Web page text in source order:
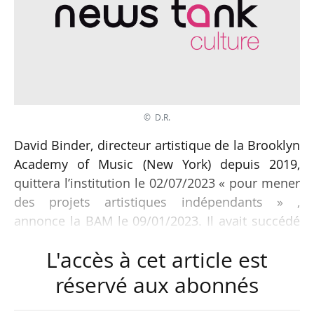
© D.R.
David Binder, directeur artistique de la Brooklyn
Academy of Music (New York) depuis 2019,
quittera l’institution le 02/07/2023 « pour mener
des projets artistiques indépendants » ,
annonce la BAM le 09/01/2023. Il avait succédé
théâtres de Broadway et à la direction de
festivals. Il continuera d’agir en tant que
consultant jusqu’en janvier 2024 pendant la
recherche d’un nouveau directeur artistique.
L'accès à cet article est
réservé aux abonnés